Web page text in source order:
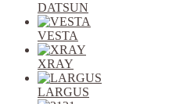
DATSUN
VESTA
XRAY
LARGUS